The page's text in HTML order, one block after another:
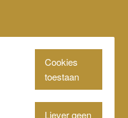
Cookies
toestaan
Liever geen